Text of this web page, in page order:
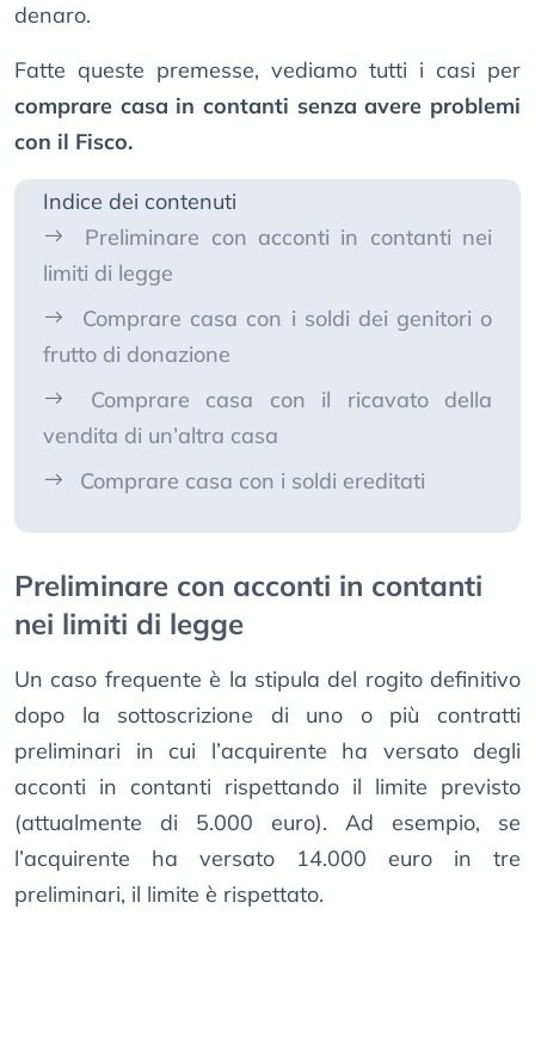
denaro.
Fatte queste premesse, vediamo tutti i casi per
comprare casa in contanti senza avere problemi
con il Fisco.
Indice dei contenuti
Preliminare con acconti in contanti nei
limiti di legge
Comprare casa con i soldi dei genitori o
frutto di donazione
Comprare casa con il ricavato della
vendita di un’altra casa
Comprare casa con i soldi ereditati
Preliminare con acconti in contanti
nei limiti di legge
Un caso frequente è la stipula del rogito definitivo
dopo la sottoscrizione di uno o più contratti
preliminari in cui l’acquirente ha versato degli
acconti in contanti rispettando il limite previsto
(attualmente di 5.000 euro). Ad esempio, se
l’acquirente ha versato 14.000 euro in tre
preliminari, il limite è rispettato.